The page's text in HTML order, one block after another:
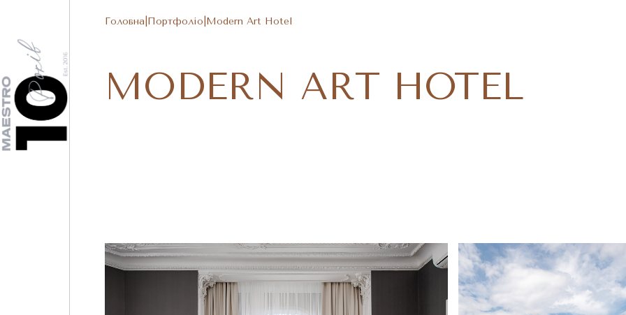
Головна Портфоліо Modern Art Hotel
MODERN ART HOTEL